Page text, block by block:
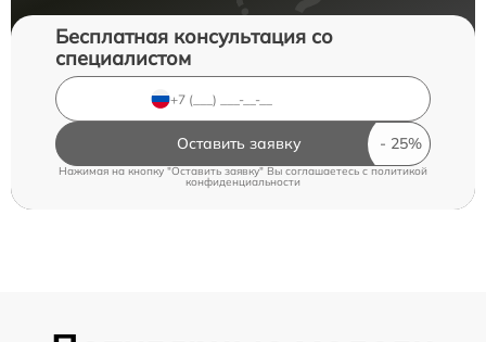
Бесплатная консультация со
специалистом
Оставить заявку
Нажимая на кнопку "Оставить заявку" Вы соглашаетесь cполитикой
конфиденциальности